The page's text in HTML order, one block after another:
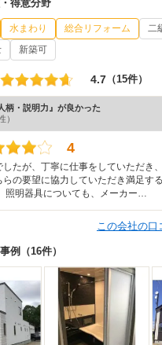
得意分野
水まわり 総合リフォーム
二
新築可
4.7 （15件）
柄・説明力』が良かった
）
4
したが、丁寧に仕事をしていただき
らの要望に協力していただき満足す
照明器具についても、メーカー…
この会社の
例 （16件）